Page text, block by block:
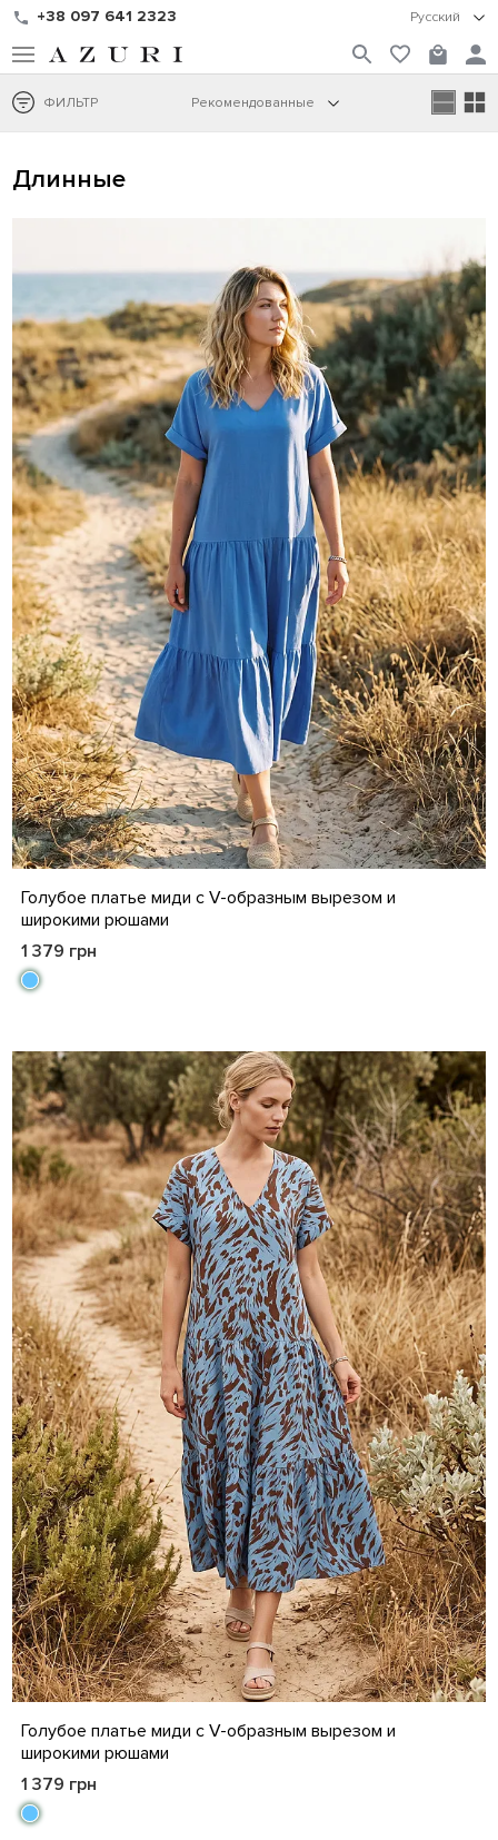
+38 097 641 2323 Русский
ФИЛЬТР Рекомендованные
Длинные
M L XL XXL
Голубое платье миди с V-образным вырезом и
широкими рюшами
1 379 грн
S M L XL XXL
Голубое платье миди с V-образным вырезом и
широкими рюшами
1 379 грн